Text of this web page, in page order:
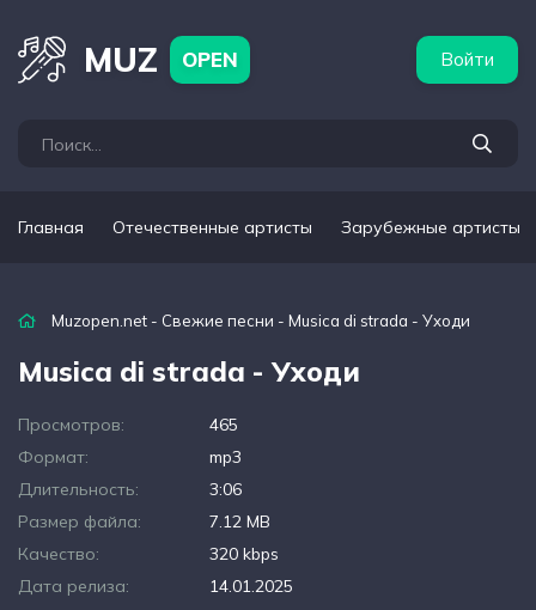
MUZ OPEN Войти
Главная Отечественные артисты Зарубежные артисты
Muzopen.net - Свежие песни - Musica di strada - Уходи
Musica di strada - Уходи
Просмотров:
465
Формат:
mp3
Длительность:
3:06
Размер файла:
7.12 MB
Качество:
320 kbps
Дата релиза:
14.01.2025
артисты Популярные подборки